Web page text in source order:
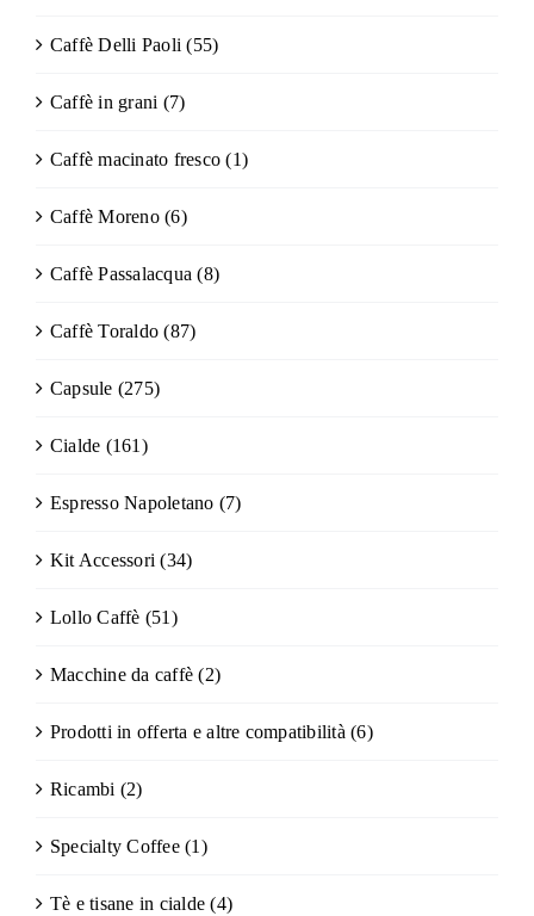
Caffè Delli Paoli (55)
Caffè in grani (7)
Caffè macinato fresco (1)
Caffè Moreno (6)
Caffè Passalacqua (8)
Caffè Toraldo (87)
Capsule (275)
Cialde (161)
Espresso Napoletano (7)
Kit Accessori (34)
Lollo Caffè (51)
Macchine da caffè (2)
Prodotti in offerta e altre compatibilità (6)
Ricambi (2)
Specialty Coffee (1)
Tè e tisane in cialde (4)